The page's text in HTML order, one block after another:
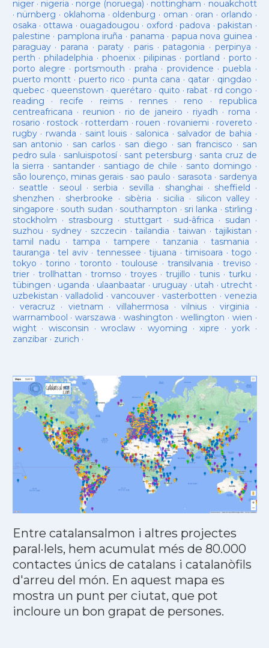
niger· nigeria · norge (noruega) · nottingham · nouakchott
· nürnberg · oklahoma · oldenburg · oman · oran · orlando ·
osaka · ottawa · ouagadougou · oxford ·padova ·pakistan ·
palestine · pamplona iruña · panama · papua nova guinea ·
paraguay· parana ·paraty · paris·patagonia · perpinya ·
perth ·philadelphia · phoenix·pilipinas ·portland · porto ·
porto alegre ·portsmouth ·praha · providence ·puebla ·
puerto montt· puerto rico ·punta cana · qatar · qingdao ·
quebec· queenstown · querétaro · quito · rabat · rd congo ·
reading · recife · reims· rennes · reno · republica
centreafricana · reunion · rio de janeiro · riyadh · roma ·
rosario · rostock · rotterdam · rouen · rovaniemi · rovereto ·
rugby· rwanda · saint louis · salonica · salvador de bahia ·
san antonio · san carlos· san diego · san francisco · san
pedro sula · sanluispotosí· sant petersburg · santa cruz de
la sierra · santander · santiago de chile · santo domingo ·
são lourenço, minas gerais · sao paulo · sarasota · sardenya
· seattle · seoul · serbia · sevilla · shanghai · sheffield ·
shenzhen · sherbrooke · sibèria · sicilia · silicon valley ·
singapore · south sudan · southampton · sri lanka · stirling ·
stockholm · strasbourg · stuttgart· sud-âfrica · sudan ·
suzhou · sydney · szczecin ·tailandia ·taiwan · tajikistan ·
tamil nadu ·tampa · tampere · tanzania ·tasmania ·
tauranga ·tel aviv· tennessee ·tijuana ·timisoara ·togo ·
tokyo ·torino ·toronto ·toulouse ·transilvania ·treviso ·
trier· trollhattan · tromso · troyes·trujillo ·tunis ·turku ·
tübingen · uganda · ulaanbaatar · uruguay · utah · utrecht ·
uzbekistan · valladolid · vancouver· vasterbotten · venezia
· veracruz · vietnam · villahermosa ·vilnius ·virginia ·
warrnambool ·warszawa ·washington · wellington · wien ·
wight· wisconsin ·wroclaw · wyoming ·xipre · york·
zanzibar· zurich ·
Entre catalansalmon i altres projectes
paral·lels, hem acumulat més de 80.000
contactes únics de catalans i catalanòfils
d'arreu del món. En aquest mapa es
mostra un punt per ciutat, que pot
incloure un bon grapat de persones.